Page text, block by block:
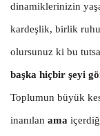
dinamiklerinizin
kardeşlik, birlik
olursunuz ki bu
başka hiçbir şeyi
Toplumun büyük
inanılan ama